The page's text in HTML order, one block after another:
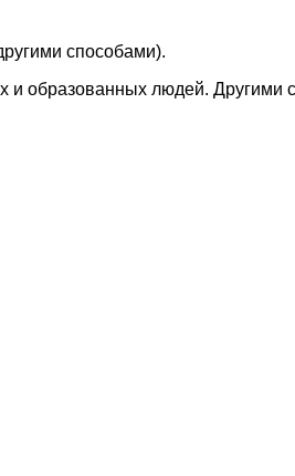
способами).
и образованных людей. Другими